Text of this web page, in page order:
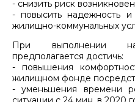
- снизить риск
- повысить надежность и
жилищно-коммунальных
При выполнении
предполагается достичь:
- повышения
жилищном фонде
- уменьшения времени